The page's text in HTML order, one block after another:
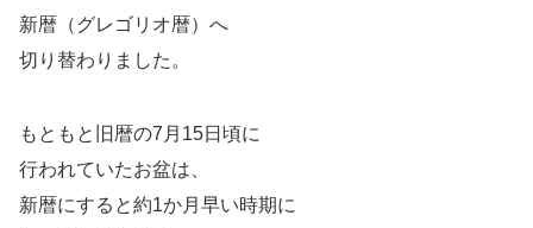
新暦（グレゴリオ暦）へ
切り替わりました。
もともと旧暦の7月15日頃に
行われていたお盆は、
新暦にすると約1か月早い時期に